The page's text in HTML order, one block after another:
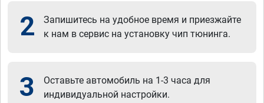
2
Запишитесь на удобное время и приезжайте
к нам в сервис на установку чип тюнинга.
3
Оставьте автомобиль на 1-3 часа для
индивидуальной настройки.